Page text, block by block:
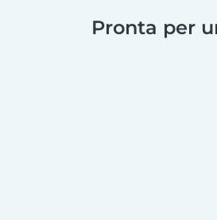
Pronta per